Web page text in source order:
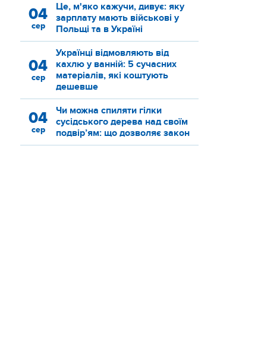
04
сер
Це, м'яко кажучи, дивує: яку
зарплату мають військові у
Польщі та в Україні
04
сер
Українці відмовляють від
кахлю у ванній: 5 сучасних
матеріалів, які коштують
дешевше
04
сер
Чи можна спиляти гілки
сусідського дерева над своїм
подвір’ям: що дозволяє закон